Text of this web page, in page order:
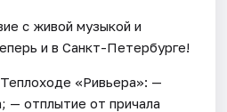
с живой музыкой и
и в Санкт-Петербурге!
«Ривьера»: —
— отплытие от причала